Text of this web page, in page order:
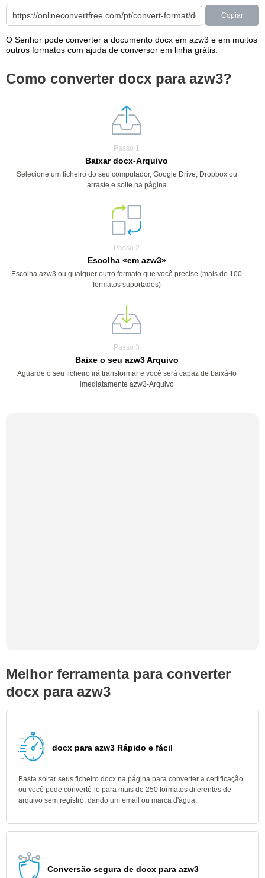
Copiar
O Senhor pode converter a documento docx em azw3 e em muitos
outros formatos com ajuda de conversor em linha grátis.
Como converter docx para azw3?
Passo 1
Baixar docx-Arquivo
Selecione um ficheiro do seu computador, Google Drive, Dropbox ou
arraste e solte na página
Passo 2
Escolha «em azw3»
Escolha azw3 ou qualquer outro formato que você precise (mais de 100
formatos suportados)
Passo 3
Baixe o seu azw3 Arquivo
Aguarde o seu ficheiro irá transformar e você será capaz de baixá-lo
imediatamente azw3-Arquivo
Melhor ferramenta para converter
docx para azw3
docx para azw3 Rápido e fácil
Basta soltar seus ficheiro docx na página para converter a certificação
ou você pode convertê-lo para mais de 250 formatos diferentes de
arquivo sem registro, dando um email ou marca d'água.
Conversão segura de docx para azw3